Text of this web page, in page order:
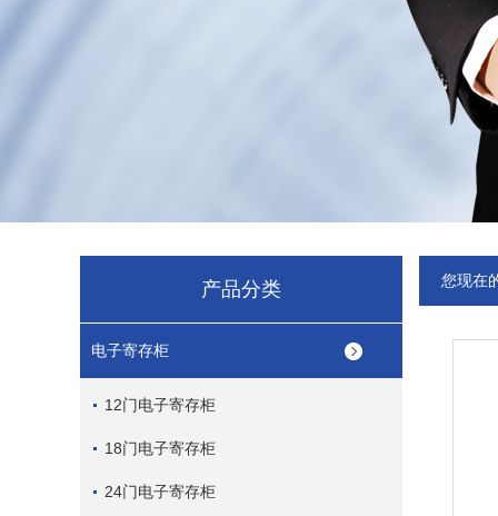
产品分类
电子寄存柜
12门电子寄存柜
18门电子寄存柜
24门电子寄存柜
您现在